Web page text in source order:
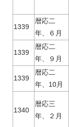
1339
暦応二
年、６月
1339
暦応二
年、９月
1339
暦応二
年、10月
1340
暦応三
年、２月